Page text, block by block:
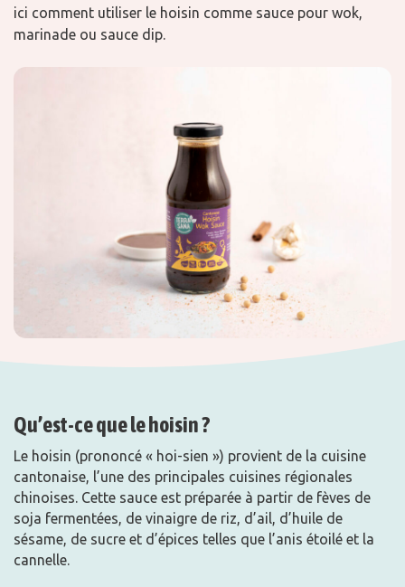
ici comment utiliser le hoisin comme sauce pour wok,
marinade ou sauce dip.
Qu’est-ce que le hoisin ?
Le hoisin (prononcé « hoi-sien ») provient de la cuisine
cantonaise, l’une des principales cuisines régionales
chinoises. Cette sauce est préparée à partir de fèves de
soja fermentées, de vinaigre de riz, d’ail, d’huile de
sésame, de sucre et d’épices telles que l’anis étoilé et la
cannelle.